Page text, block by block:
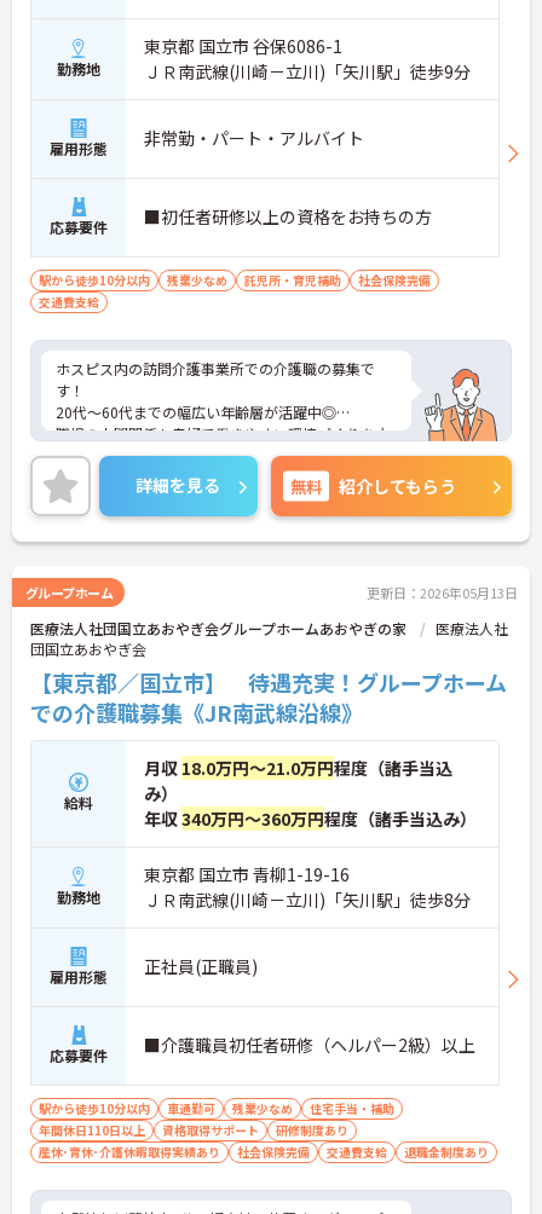
勤務地
東京都 国立市 谷保6086-1
ＪＲ南武線(川崎－立川)「矢川駅」徒歩9分
雇用形態 非常勤・パート・アルバイト
応募要件 ■初任者研修以上の資格をお持ちの方
駅から徒歩10分以内 残業少なめ 託児所・育児補助
社会保険完備
交通費支給
ホスピス内の訪問介護事業所での介護職の募集で
す！
20代～60代までの幅広い年齢層が活躍中◎
職場の人間関係も良好で働きやすい環境づくりを大
切にしています。
ご興味ある方には、面接対策ポイントなど、さらに
詳細をお話しいたしますのでお気軽にご相談くださ
い！
詳細を見る 無料 紹介してもらう
グループホーム 更新日：2026年05月13日
医療法人社団国立あおやぎ会グループホームあおやぎの家
医療法人社
団国立あおやぎ会
【東京都／国立市】 待遇充実！グループホーム
での介護職募集《JR南武線沿線》
給料
月収 18.0万円～21.0万円程度（諸手当込
み）
年収340万円～360万円程度（諸手当込み）
勤務地
東京都 国立市 青柳1-19-16
ＪＲ南武線(川崎－立川)「矢川駅」徒歩8分
雇用形態 正社員(正職員)
応募要件 ■介護職員初任者研修（ヘルパー2級）以上
駅から徒歩10分以内 車通勤可 残業少なめ
住宅手当・補助
年間休日110日以上
資格取得サポート
研修制度あり
産休･育休･介護休暇取得実績あり
社会保険完備 交通費支給 退職金制度あり